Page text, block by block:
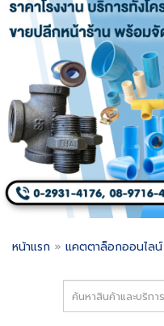
หน้าแรก » แคตตาล็อกออนไลน์